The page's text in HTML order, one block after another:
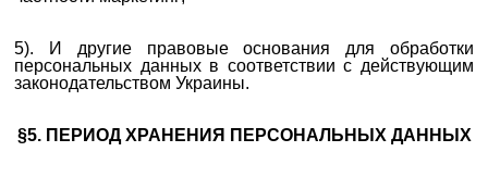
5). И другие правовые основания для обработки
персональных данных в соответствии с действующим
законодательством Украины.
§5. ПЕРИОД ХРАНЕНИЯ ПЕРСОНАЛЬНЫХ ДАННЫХ